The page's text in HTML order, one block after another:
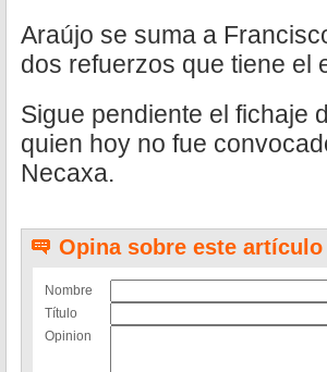
Araújo se suma a
dos refuerzos que tiene el
Sigue pendiente el fichaje
quien hoy no fue
Necaxa.
Opina sobre este artículo
Nombre
Título
Opinion